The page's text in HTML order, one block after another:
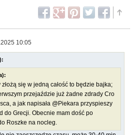
10:05
się w jedną całość to będzie bajka;
przejaździe już żadne zdrady Cro
a jak napisała @Piekara przyspieszy
do Grecji. Obecnie mam dość po
Roszke na nocleg.